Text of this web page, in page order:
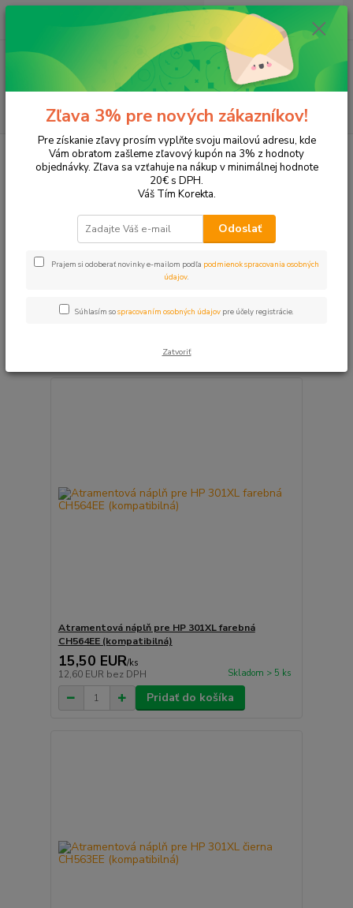
Hľadať
ks
za 0,00 EUR
Tonery a náplne do tlačiarní Hewlett Packard
HP DeskJet
DeskJet 2514
DeskJet 2514
Upresniť parametre
strana
Atramentová náplň pre HP 301XL farebná
CH564EE (kompatibilná)
15,50 EUR/ks
12,60 EUR bez DPH Skladom > 5 ks
Pridať do košíka
Zľava 3% pre nových zákazníkov!
Pre získanie zľavy prosím vyplňte svoju mailovú adresu, kde
Vám obratom zašleme zľavový kupón na 3% z hodnoty
objednávky. Zľava sa vzťahuje na nákup v minimálnej hodnote
20€ s DPH.
Váš Tím Korekta.
Odoslať
Prajem si odoberať novinky e-mailom podľa podmienok spracovania osobných
údajov.
Súhlasím sospracovaním osobných údajov pre účely registrácie.
Zatvoriť